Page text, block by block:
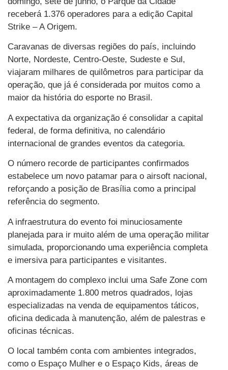
receberá 1.376 operadores para a edição Capital
Strike – A Origem.
Caravanas de diversas regiões do país, incluindo
Norte, Nordeste, Centro-Oeste, Sudeste e Sul,
viajaram milhares de quilômetros para participar da
operação, que já é considerada por muitos como a
maior da história do esporte no Brasil.
A expectativa da organização é consolidar a capital
federal, de forma definitiva, no calendário
internacional de grandes eventos da categoria.
O número recorde de participantes confirmados
estabelece um novo patamar para o airsoft nacional,
reforçando a posição de Brasília como a principal
referência do segmento.
A infraestrutura do evento foi minuciosamente
planejada para ir muito além de uma operação militar
simulada, proporcionando uma experiência completa
e imersiva para participantes e visitantes.
A montagem do complexo inclui uma Safe Zone com
aproximadamente 1.800 metros quadrados, lojas
especializadas na venda de equipamentos táticos,
oficina dedicada à manutenção, além de palestras e
oficinas técnicas.
O local também conta com ambientes integrados,
como o Espaço Mulher e o Espaço Kids, áreas de